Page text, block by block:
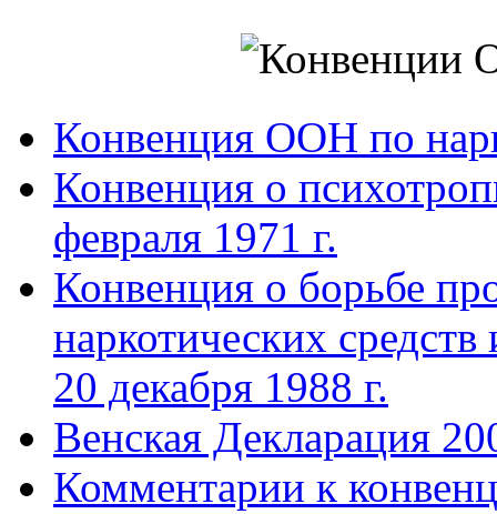
Конвенция ООН по
Конвенция о
февраля 1971 г.
Конвенция о борьбе
наркотических
20 декабря 1988 г.
Венская Декларация
Комментарии к